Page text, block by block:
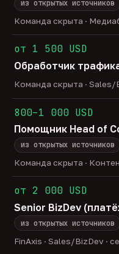
junior37 middle255
head 20
только с зарплатой
минут — роль,
Скам-фильтр: без
обещаний
Свежесть:
через 30 дней.
35TG-каналов ·5ATS-
из открытых источников
Команда скрыта ·
от 1 500 USD
Обработчик
Команда скрыта · Sales/
800–1 000 USD
Помощник Head of
из открытых источников
Команда скрыта ·
от 2 000 USD
Senior BizDev
из открытых источников
FinAxis · Sales/BizDev ·